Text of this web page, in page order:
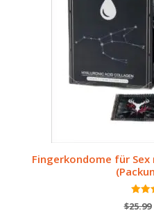
Fingerkondome für
$25.99